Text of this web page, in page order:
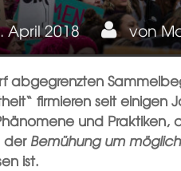
April 2018 von
abgegrenzten
firmieren seit einigen
und Praktiken,
derBemühung um
ist.